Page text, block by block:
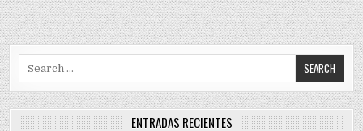
ENTRADAS RECIENTES